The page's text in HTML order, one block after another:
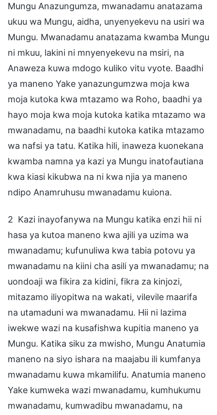
Mungu Anazungumza, mwanadamu anatazama
ukuu wa Mungu, aidha, unyenyekevu na usiri wa
Mungu. Mwanadamu anatazama kwamba Mungu
ni mkuu, lakini ni mnyenyekevu na msiri, na
Anaweza kuwa mdogo kuliko vitu vyote. Baadhi
ya maneno Yake yanazungumzwa moja kwa
moja kutoka kwa mtazamo wa Roho, baadhi ya
hayo moja kwa moja kutoka katika mtazamo wa
mwanadamu, na baadhi kutoka katika mtazamo
wa nafsi ya tatu. Katika hili, inaweza kuonekana
kwamba namna ya kazi ya Mungu inatofautiana
kwa kiasi kikubwa na ni kwa njia ya maneno
ndipo Anamruhusu mwanadamu kuiona.
2 Kazi inayofanywa na Mungu katika enzi hii ni
hasa ya kutoa maneno kwa ajili ya uzima wa
mwanadamu; kufunuliwa kwa tabia potovu ya
mwanadamu na kiini cha asili ya mwanadamu; na
uondoaji wa fikira za kidini, fikra za kinjozi,
mitazamo iliyopitwa na wakati, vilevile maarifa
na utamaduni wa mwanadamu. Hii ni lazima
iwekwe wazi na kusafishwa kupitia maneno ya
Mungu. Katika siku za mwisho, Mungu Anatumia
maneno na siyo ishara na maajabu ili kumfanya
mwanadamu kuwa mkamilifu. Anatumia maneno
Yake kumweka wazi mwanadamu, kumhukumu
mwanadamu, kumwadibu mwanadamu, na